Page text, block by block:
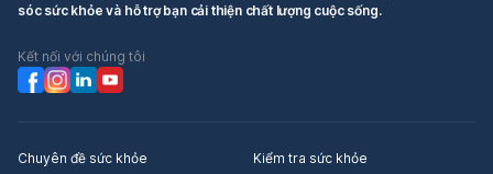
sóc sức khỏe và hỗ trợ bạn cải thiện chất lượng cuộc sống.
Kết nối với chúng tôi
Chuyên đề sức khỏe
Kiểm tra sức khỏe